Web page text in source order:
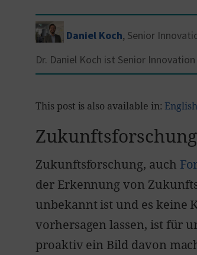
Daniel Koch, Senior
Dr. Daniel Koch ist Senior
This post is also available in: English
Zukunftsforschung
Zukunftsforschung, auch
der Erkennung von
unbekannt ist und es keine
vorhersagen lassen, ist für
proaktiv ein Bild davon